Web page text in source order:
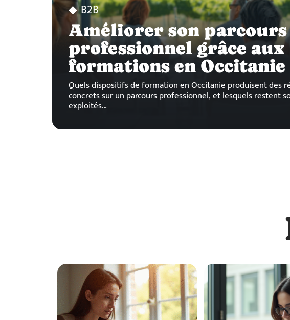
B2B
Améliorer son parcours
professionnel grâce aux
formations en Occitanie
Quels dispositifs de formation en Occitanie produisent des
concrets sur un parcours professionnel, et lesquels restent
exploités…